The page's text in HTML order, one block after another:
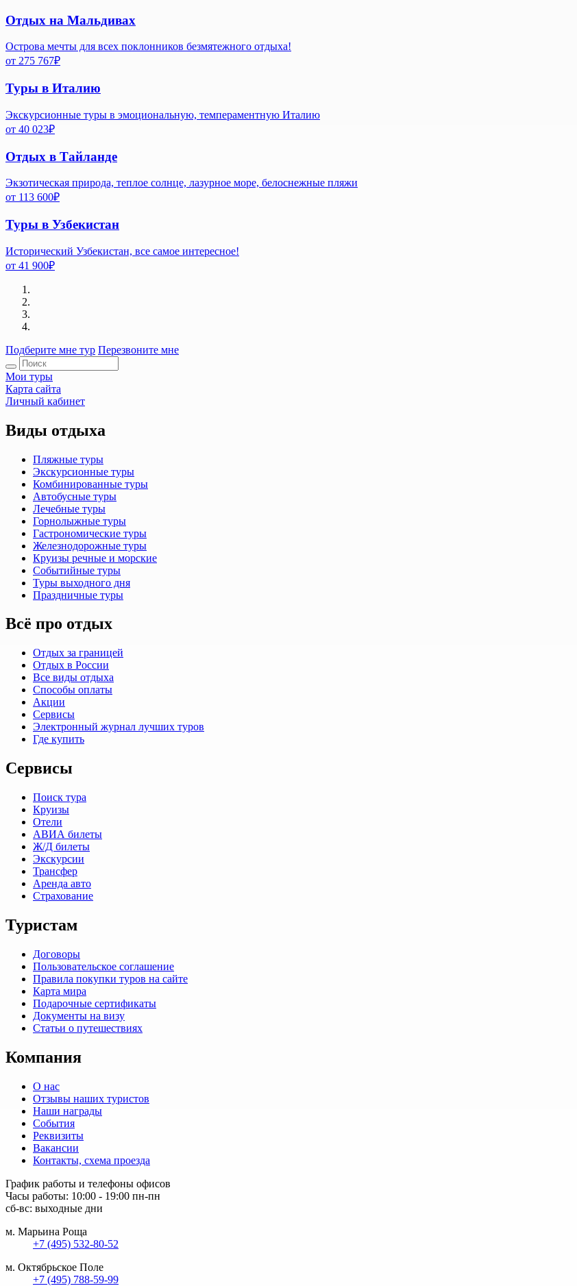
Отдых на Мальдивах
Острова мечты для всех поклонников безмятежного отдыха!
от 275 767₽
Туры в Италию
Экскурсионные туры в эмоциональную, темпераментную Италию
от 40 023₽
Отдых в Тайланде
Экзотическая природа, теплое солнце, лазурное море, белоснежные пляжи
от 113 600₽
Туры в Узбекистан
Исторический Узбекистан, все самое интересное!
от 41 900₽
Подберите мне тур Перезвоните мне
Мои туры
Карта сайта
Личный кабинет
Виды отдыха
Пляжные туры
Экскурсионные туры
Комбинированные туры
Автобусные туры
Лечебные туры
Горнолыжные туры
Гастрономические туры
Железнодорожные туры
Круизы речные и морские
Событийные туры
Туры выходного дня
Праздничные туры
Всё про отдых
Отдых за границей
Отдых в России
Все виды отдыха
Способы оплаты
Акции
Сервисы
Электронный журнал лучших туров
Где купить
Сервисы
Поиск тура
Круизы
Отели
АВИА билеты
Ж/Д билеты
Экскурсии
Трансфер
Аренда авто
Страхование
Туристам
Договоры
Пользовательское соглашение
Правила покупки туров на сайте
Карта мира
Подарочные сертификаты
Документы на визу
Статьи о путешествиях
Компания
О нас
Отзывы наших туристов
Наши награды
События
Реквизиты
Вакансии
Контакты, схема проезда
График работы и телефоны офисов
Часы работы: 10:00 - 19:00 пн-пн
сб-вс: выходные дни
м. Марьина Роща
+7 (495) 532-80-52
м. Октябрьское Поле
+7 (495) 788-59-99